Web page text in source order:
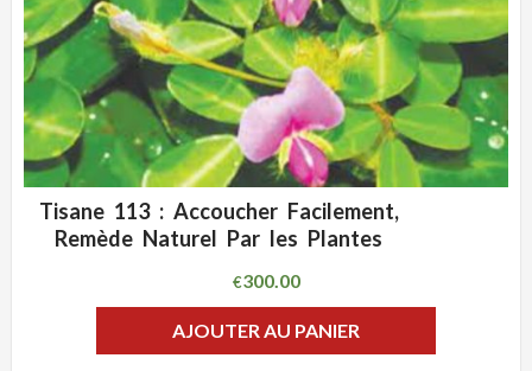
CLIQUEZ POUR VOIR
ADD WISHLIST
Tisane 113 : Accoucher Facilement,
Remède Naturel Par les Plantes
€300.00
AJOUTER AU PANIER